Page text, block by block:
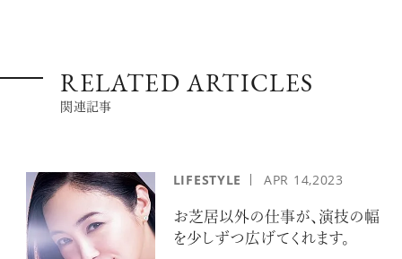
RELATED ARTICLES
関連記事
LIFESTYLE APR 14,2023
お芝居以外の仕事が、演技の幅
を少しずつ広げてくれます。